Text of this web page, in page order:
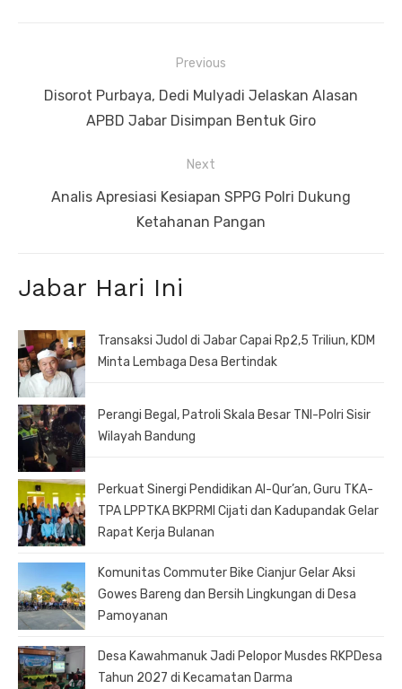
pos
Previous
Previous
Disorot Purbaya, Dedi Mulyadi Jelaskan Alasan
APBD Jabar Disimpan Bentuk Giro
Next
NextAnalis Apresiasi Kesiapan SPPG Polri Dukung
Ketahanan Pangan
Jabar Hari Ini
Transaksi Judol di Jabar Capai Rp2,5 Triliun, KDM
Minta Lembaga Desa Bertindak
Perangi Begal, Patroli Skala Besar TNI-Polri Sisir
Wilayah Bandung
Perkuat Sinergi Pendidikan Al-Qur’an, Guru TKA-
TPA LPPTKA BKPRMI Cijati dan Kadupandak Gelar
Rapat Kerja Bulanan
Komunitas Commuter Bike Cianjur Gelar Aksi
Gowes Bareng dan Bersih Lingkungan di Desa
Pamoyanan
Desa Kawahmanuk Jadi Pelopor Musdes RKPDesa
Tahun 2027 di Kecamatan Darma